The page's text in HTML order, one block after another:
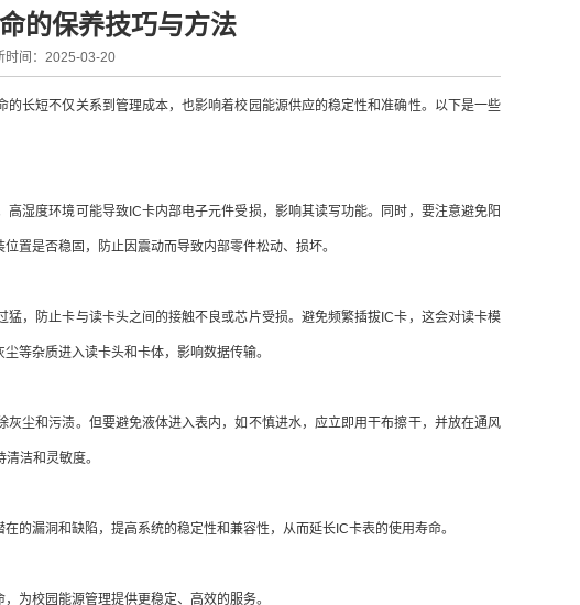
的保养技巧与方法
时间：2025-03-20
短不仅关系到管理成本，也影响着校园能源供应的稳定性和准确性。以下是一些
度环境可能导致IC卡内部电子元件受损，影响其读写功能。同时，要注意避免阳
置是否稳固，防止因震动而导致内部零件松动、损坏。
防止卡与读卡头之间的接触不良或芯片受损。避免频繁插拔IC卡，这会对读卡模
等杂质进入读卡头和卡体，影响数据传输。
和污渍。但要避免液体进入表内，如不慎进水，应立即用干布擦干，并放在通风
洁和灵敏度。
漏洞和缺陷，提高系统的稳定性和兼容性，从而延长IC卡表的使用寿命。
，为校园能源管理提供更稳定、高效的服务。